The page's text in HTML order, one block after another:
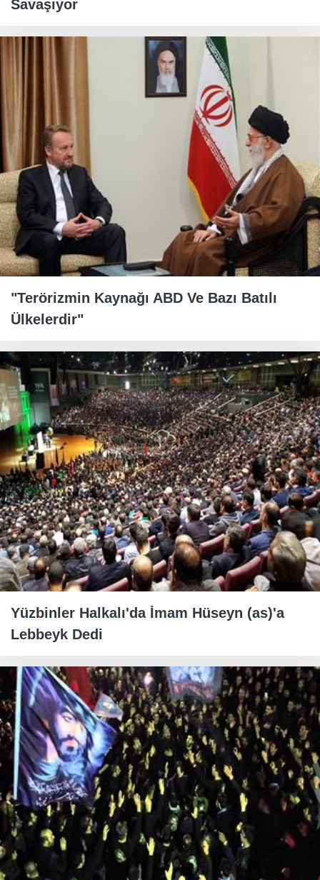
Savaşıyor
"Terörizmin Kaynağı ABD Ve Bazı Batılı
Ülkelerdir"
Yüzbinler Halkalı'da İmam Hüseyn (as)'a
Lebbeyk Dedi